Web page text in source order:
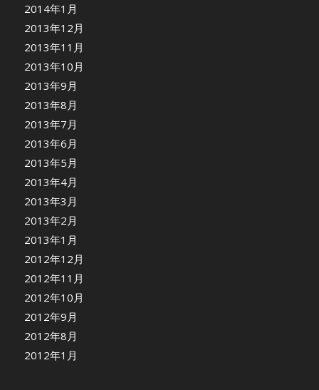
2014年1月
2013年12月
2013年11月
2013年10月
2013年9月
2013年8月
2013年7月
2013年6月
2013年5月
2013年4月
2013年3月
2013年2月
2013年1月
2012年12月
2012年11月
2012年10月
2012年9月
2012年8月
2012年1月